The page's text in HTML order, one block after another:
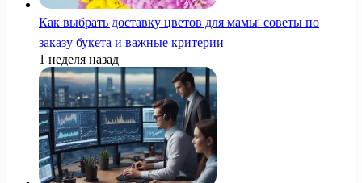
Как выбрать доставку цветов для мамы: советы по
заказу букета и важные критерии
1 неделя назад